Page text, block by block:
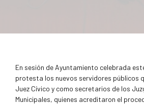
En sesión de Ayuntamiento celebrada
protesta los nuevos servidores públicos
Juez Cívico y como secretarios de los
Municipales, quienes acreditaron el